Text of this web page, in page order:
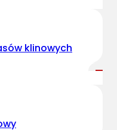
klinowych